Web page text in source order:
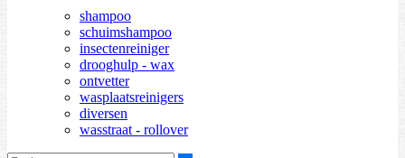
shampoo
schuimshampoo
insectenreiniger
drooghulp - wax
ontvetter
wasplaatsreinigers
diversen
wasstraat - rollover